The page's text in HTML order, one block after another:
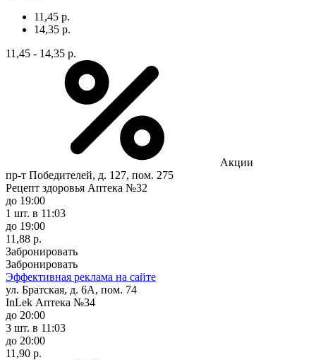
11,45 р.
14,35 р.
11,45 - 14,35 р.
Акции
пр-т Победителей, д. 127, пом. 275
Рецепт здоровья Аптека №32
до 19:00
1 шт. в 11:03
до 19:00
11,88 р.
Забронировать
Забронировать
Эффективная реклама на сайте
ул. Братская, д. 6А, пом. 74
InLek Аптека №34
до 20:00
3 шт. в 11:03
до 20:00
11,90 р.